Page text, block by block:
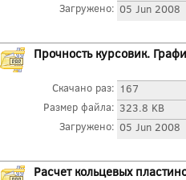
Загружено: 05 Jun 2008
Прочность курсовик.
Скачано раз: 167
Размер файла: 323.8 KB
Загружено: 05 Jun 2008
Расчет кольцевых